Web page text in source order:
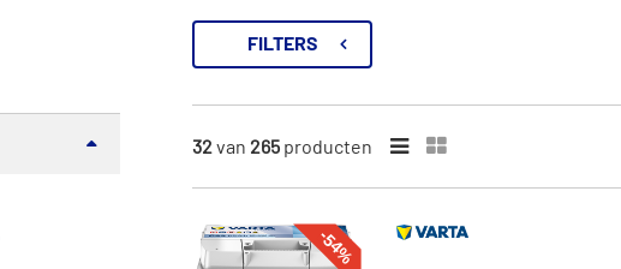
FILTERS
32van 265 producten
-54%